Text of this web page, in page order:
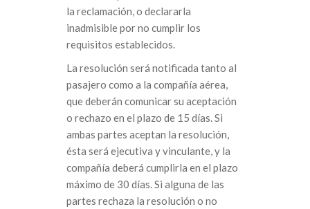
la reclamación, o declararla
inadmisible por no cumplir los
requisitos establecidos.
La resolución será notificada tanto al
pasajero como a la compañía aérea,
que deberán comunicar su aceptación
o rechazo en el plazo de 15 días. Si
ambas partes aceptan la resolución,
ésta será ejecutiva y vinculante, y la
compañía deberá cumplirla en el plazo
máximo de 30 días. Si alguna de las
partes rechaza la resolución o no